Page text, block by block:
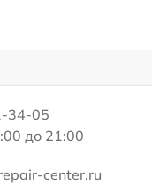
34-05
до 21:00
center.ru